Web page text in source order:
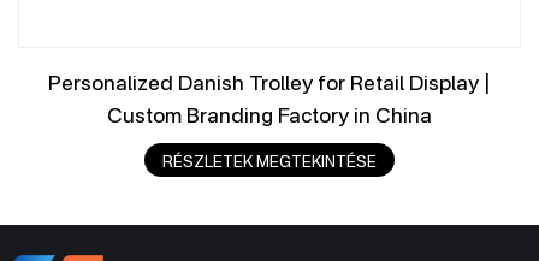
Personalized Danish Trolley for Retail Display |
Custom Branding Factory in China
RÉSZLETEK MEGTEKINTÉSE